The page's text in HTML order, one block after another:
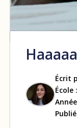
Écrit
École :